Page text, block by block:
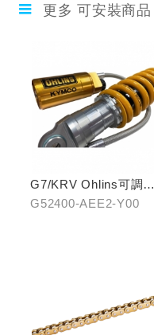
更多 可安裝商品
G7/KRV Ohlins可調避
震器
G52400-AEE2-Y00